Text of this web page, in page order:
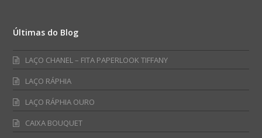
Últimas do Blog
LAÇO CHANEL – FITA PAPERLOOK TIFFANY
LAÇO RÁPHIA
LAÇO RÁPHIA OURO
CAIXA BOUQUET